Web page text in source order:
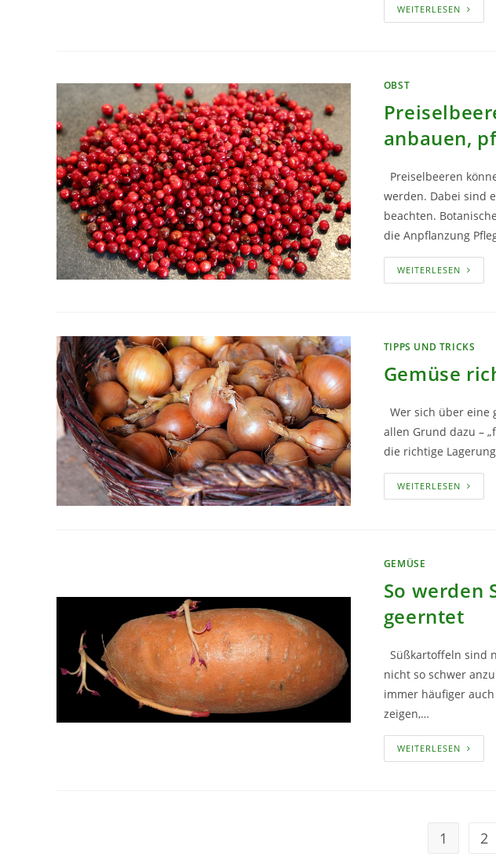
WEITERLESEN
IM
OBST
anbauen,
Preiselbeeren
werden. Dabei sind
beachten.
die Anpflanzung
WEITERLESEN
IM
TIPPS UND TRICKS
Gemüse
Wer sich über eine
allen Grund dazu –
die richtige
WEITERLESEN
GEMÜSE
So werden
geerntet
Süßkartoffeln sind
nicht so schwer
immer häufiger
zeigen,…
WEITERLESENSO
1 2